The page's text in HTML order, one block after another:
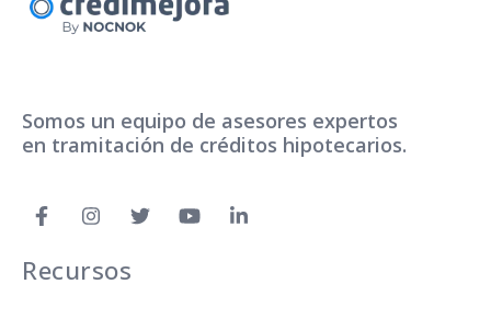
Somos un equipo de asesores expertos
en tramitación de créditos hipotecarios.
Recursos